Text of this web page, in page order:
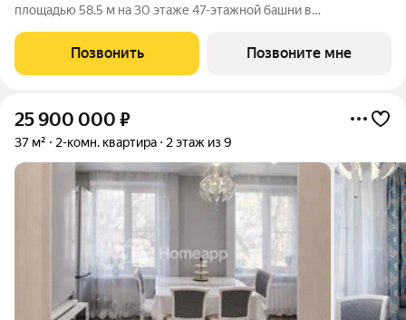
площадью 58.5 м на 30 этаже 47-этажной башни в
Замоскворечья. Жилой комплекс всего в 5 минутах от
Садового кольца. Архитектура от бюро ADM
Позвонить Позвоните мне
25 900 000 ₽
37 м² 2-комн. квартира 2 этаж из 9